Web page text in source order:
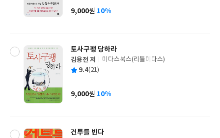
사
가
9,000원 10%
토사구팽 당하라
글
쓴
김용전 저
출
사
미다스북스(리틀미다스)
평 9.4(21)
가
9,000원 10%
건투를 빈다